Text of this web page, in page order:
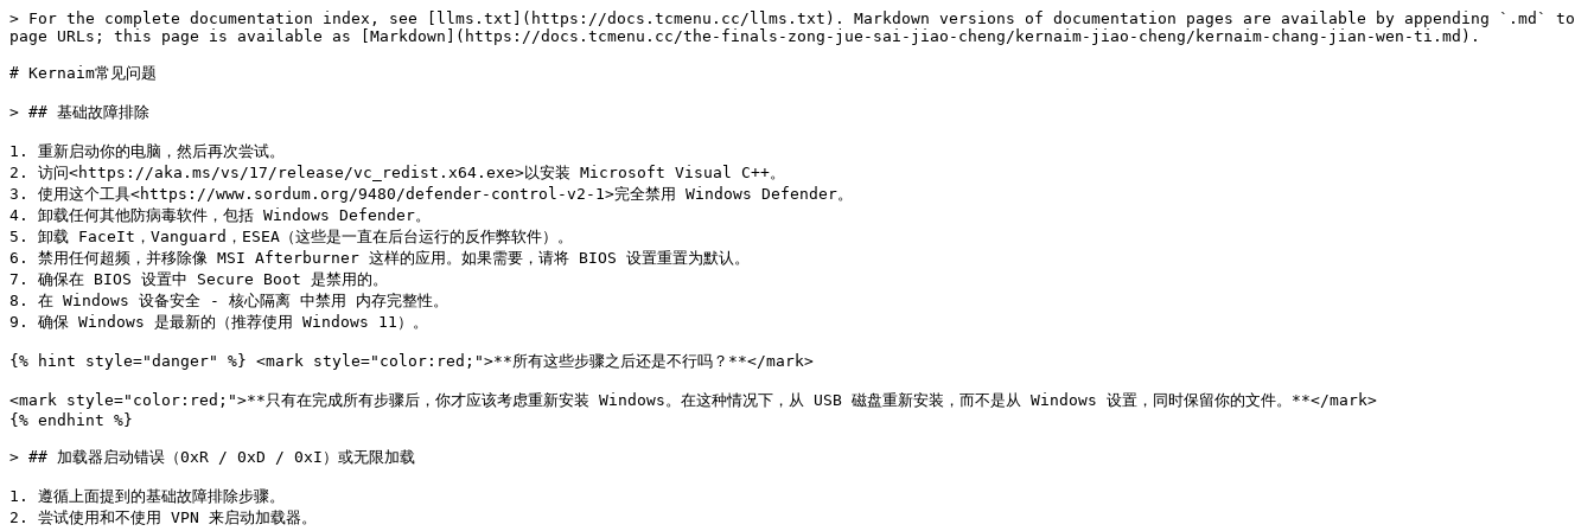
> For the complete documentation index, see [llms.txt](https://docs.tcmenu.cc/llms.txt). Markdown versions of documentation pages are available by appending `.md` to
page URLs; this page is available as [Markdown](https://docs.tcmenu.cc/the-finals-zong-jue-sai-jiao-cheng/kernaim-jiao-cheng/kernaim-chang-jian-wen-ti.md).
# Kernaim常见问题
> ## 基础故障排除
1. 重新启动你的电脑，然后再次尝试。
2. 访问<https://aka.ms/vs/17/release/vc_redist.x64.exe>以安装 Microsoft Visual C++。
3. 使用这个工具<https://www.sordum.org/9480/defender-control-v2-1>完全禁用 Windows Defender。
4. 卸载任何其他防病毒软件，包括 Windows Defender。
5. 卸载 FaceIt，Vanguard，ESEA（这些是一直在后台运行的反作弊软件）。
6. 禁用任何超频，并移除像 MSI Afterburner 这样的应用。如果需要，请将 BIOS 设置重置为默认。
7. 确保在 BIOS 设置中 Secure Boot 是禁用的。
8. 在 Windows 设备安全 - 核心隔离 中禁用 内存完整性。
9. 确保 Windows 是最新的（推荐使用 Windows 11）。
{% hint style="danger" %} <mark style="color:red;">**所有这些步骤之后还是不行吗？**</mark>
<mark style="color:red;">**只有在完成所有步骤后，你才应该考虑重新安装 Windows。在这种情况下，从 USB 磁盘重新安装，而不是从 Windows 设置，同时保留你的文件。**</mark>
{% endhint %}
> ## 加载器启动错误（0xR / 0xD / 0xI）或无限加载
1. 遵循上面提到的基础故障排除步骤。
2. 尝试使用和不使用 VPN 来启动加载器。